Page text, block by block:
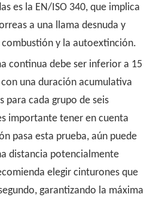
es la EN/ISO 340, que implica
a una llama desnuda y
y la autoextinción.
continua debe ser inferior a 15
una duración acumulativa
para cada grupo de seis
importante tener en cuenta
pasa esta prueba, aún puede
distancia potencialmente
elegir cinturones que
garantizando la máxima